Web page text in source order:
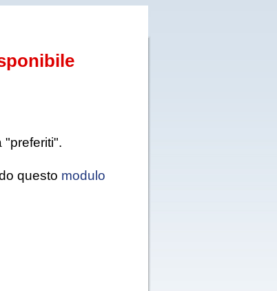
"preferiti".
questo modulo